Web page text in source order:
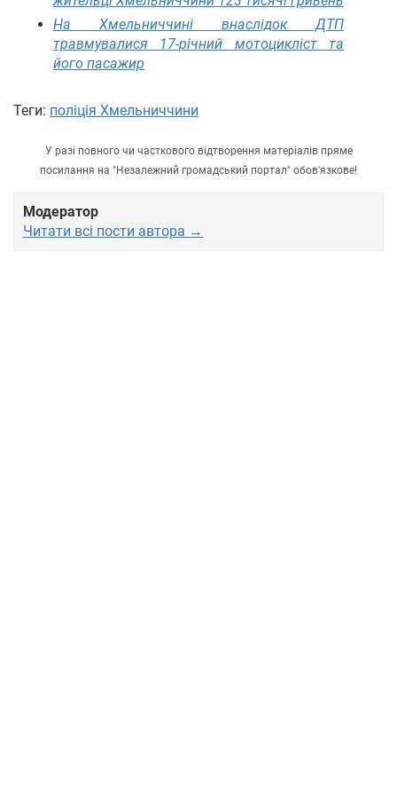
На Хмельниччині внаслідок ДТП
травмувалися 17-річний мотоцикліст та
його пасажир
Теги: поліція Хмельниччини
У разі повного чи часткового відтворення матеріалів пряме
посилання на "Незалежний громадський портал" обов'язкове!
Модератор
Читати всі пости автора →